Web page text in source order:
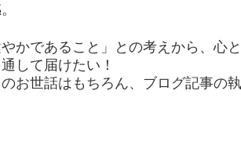
やかであること」との考えから、心
して届けたい！
お世話はもちろん、ブログ記事の